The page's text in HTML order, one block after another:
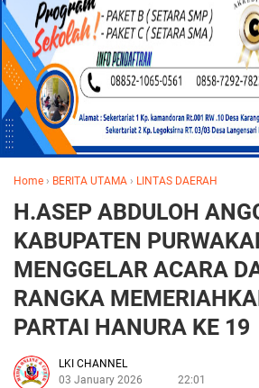
Home › BERITA UTAMA › LINTAS DAERAH
H.ASEP ABDULOH
KABUPATEN
MENGGELAR ACARA
RANGKA
PARTAI HANURA KE 19
LKI CHANNEL
03 January 2026
22:01